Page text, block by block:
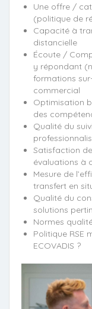
Une offre /
(politique de
Capacité à
distancielle
Écoute /
y répondant
formations
commercial
Optimisation
des
Qualité du
Satisfaction
évaluations à
Mesure de
transfert en
Qualité du
solutions
Normes qualité
Politique RSE
ECOVADIS ?